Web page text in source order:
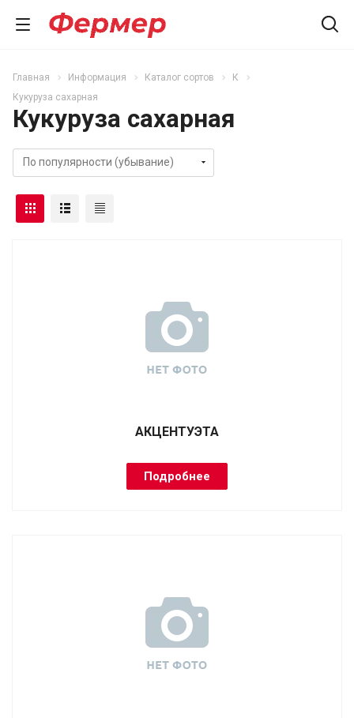
Главная Информация Каталог сортов
К
Кукуруза сахарная
Кукуруза сахарная
АКЦЕНТУЭТА
Подробнее